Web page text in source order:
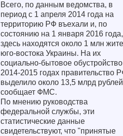
Всего, по данным ведомства, в
период с 1 апреля 2014 года на
территорию РФ въехали и, по
состоянию на 1 января 2016 года,
здесь находятся около 1 млн
юго-востока Украины. На их
социально-бытовое
2014-2015 годах правительство
выделило около 13,5 млрд
сообщает ФМС.
По мнению руководства
федеральной службы, эти
статистические данные
свидетельствуют, что "принятые